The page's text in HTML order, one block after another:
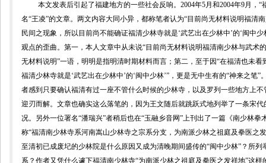
本文发表后引起了福建地方的一些社会反响。 2004年5月和2004年9月，“
名“王凌”的文章。两文内容大同小异，都称笔者认为“目前尚无材料说明福清
民间之现象，所以目前尚不能确证福清少林寺就是‘武艺出在少林中’的‘闽中少
观点的歪曲。第一，本人文章中从未说“目前尚无材料说明福清南少林与武术
无材料说明”一语，明明是指明清时期材料而言；第二，至于因“在福清也未看
福清少林寺就是‘武艺出在少林中’的‘闽中少林’”，更是无中生有的“神来之笔
者感到只要确认福清有过一座不管什么时候的少林寺，以及罗列一些地方上
迎刃而解。文章也确实这么落笔的，因为王文随后就跳跃式地列举了一条宋
况。另外一位署名“潘瑞兴”者稍后也在“玉融乡音网”上刊出了一篇《南少林
称“福清南少林寺系河南嵩山少林寺之宗系分支，为南派少林之祖庭及拳医之
至清初已成废圮的少林院是什么原因又成为清晚期间盛传的“闽中少林”？所
系？ 作者又凭什么遽下福清南少林寺“为南派少林之祖庭及拳医之发祥地”这样